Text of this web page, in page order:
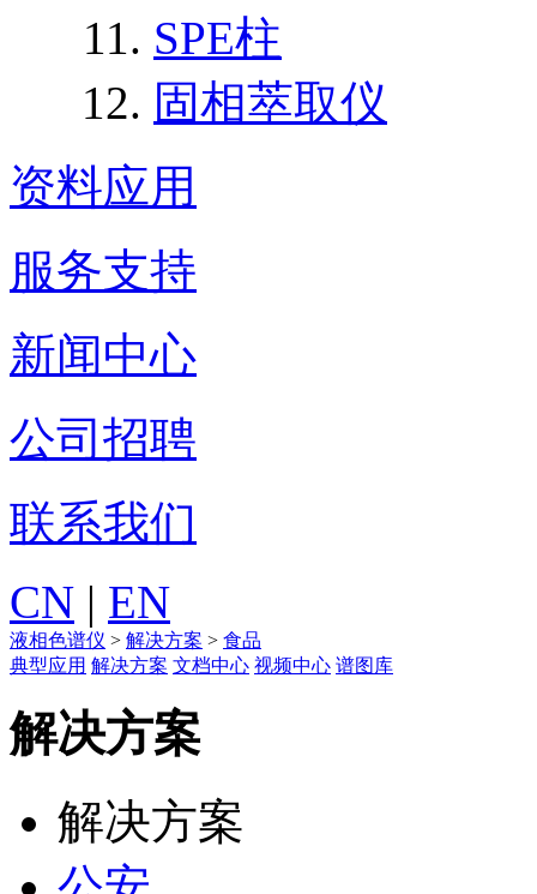
SPE柱
固相萃取仪
资料应用
服务支持
新闻中心
公司招聘
联系我们
CN | EN
液相色谱仪 > 解决方案 > 食品
典型应用 解决方案 文档中心 视频中心 谱图库
解决方案
解决方案